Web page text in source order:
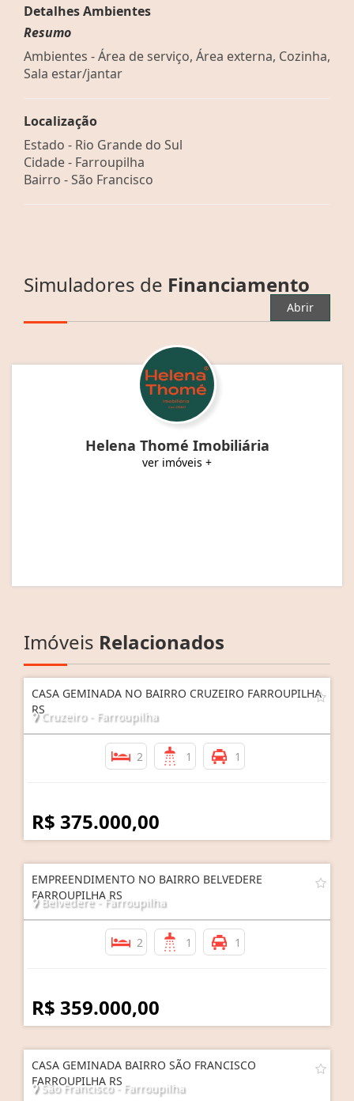
Detalhes Ambientes
Resumo
Ambientes - Área de serviço, Área externa, Cozinha,
Sala estar/jantar
Localização
Estado - Rio Grande do Sul
Cidade - Farroupilha
Bairro -São Francisco
Simuladores de Financiamento
Abrir
Helena Thomé Imobiliária
ver imóveis +
Imóveis Relacionados
CASA GEMINADA NO BAIRRO CRUZEIRO FARROUPILHA
RSCruzeiro - Farroupilha
2 1 1
R$ 375.000,00
EMPREENDIMENTO NO BAIRRO BELVEDERE
FARROUPILHA RS
Belvedere - Farroupilha
2 1 1
R$ 359.000,00
CASA GEMINADA BAIRRO SÃO FRANCISCO
FARROUPILHA RS
São Francisco - Farroupilha